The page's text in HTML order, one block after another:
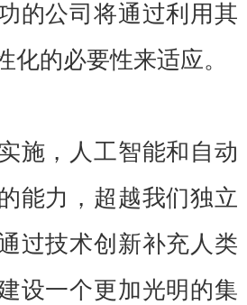
的公司将通过利用其
化的必要性来适应。
施，人工智能和自动
能力，超越我们独立
过技术创新补充人类
设一个更加光明的集